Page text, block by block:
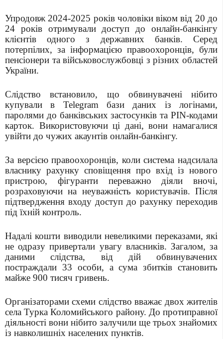
Упродовж 2024-2025 років чоловіки віком від 20 до
24 років отримували доступ до онлайн-банкінгу
клієнтів одного з державних банків. Серед
потерпілих, за інформацією правоохоронців, були
пенсіонери та військовослужбовці з різних областей
України.
Слідство встановило, що обвинувачені нібито
купували в Telegram бази даних із логінами,
паролями до банківських застосунків та PIN-кодами
карток. Використовуючи ці дані, вони намагалися
увійти до чужих акаунтів онлайн-банкінгу.
За версією правоохоронців, коли система надсилала
власнику рахунку сповіщення про вхід із нового
пристрою, фігуранти переважно діяли вночі,
розраховуючи на неуважність користувачів. Після
підтвердження входу доступ до рахунку переходив
під їхній контроль.
Надалі кошти виводили невеликими переказами, які
не одразу привертали увагу власників. Загалом, за
даними слідства, від дій обвинувачених
постраждали 33 особи, а сума збитків становить
майже 900 тисяч гривень.
Організаторами схеми слідство вважає двох жителів
села Турка Коломийського району. До протиправної
діяльності вони нібито залучили ще трьох знайомих
із навколишніх населених пунктів.